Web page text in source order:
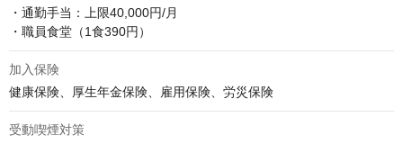
・通勤手当：上限40,000円/月
・職員食堂（1食390円）
加入保険
健康保険、厚生年金保険、雇用保険、労災保険
受動喫煙対策